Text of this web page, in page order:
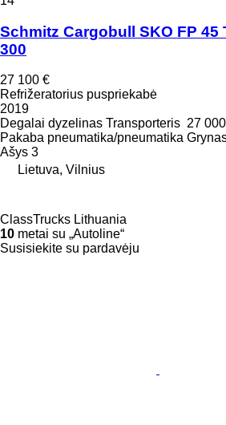
Schmitz Cargobull SKO FP 45
300
27 100 €
Refrižeratorius puspriekabė
2019
Degalai dyzelinas Transporteris 27
Pakaba pneumatika/pneumatika
Ašys 3
Lietuva, Vilnius
ClassTrucks Lithuania
10 metai su „Autoline“
Susisiekite su pardavėju